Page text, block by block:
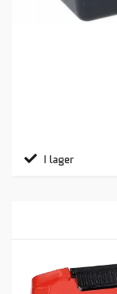
I lager